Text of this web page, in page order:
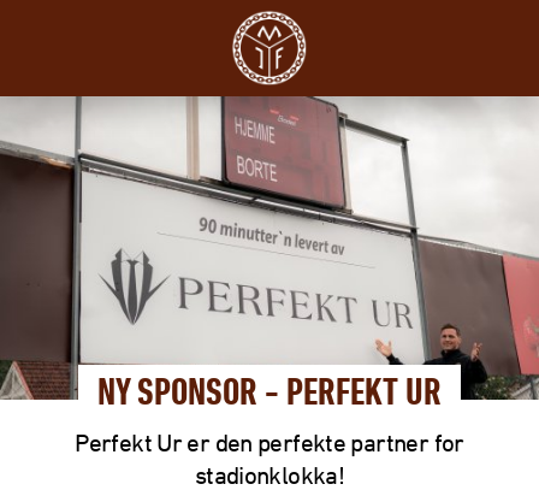
NY SPONSOR - PERFEKT UR
Perfekt Ur er den perfekte partner for
stadionklokka!